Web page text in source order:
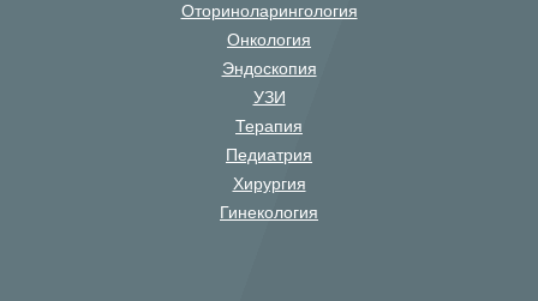
Оториноларингология
Онкология
Эндоскопия
УЗИ
Терапия
Педиатрия
Хирургия
Гинекология